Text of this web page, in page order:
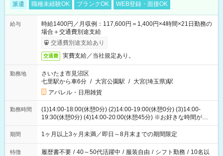
派遣 職種未経験OK ブランクOK WEB登録・面接OK
給与
時給1400円／月収例：117,600円＝1,400円×4時間×21日勤務の
場合＋交通費別途支給
交通費別途支給あり
交通費 実費支給／当社規定あり。
勤務地
さいたま市見沼区
七里駅から車6分 / 大宮公園駅 / 大宮(埼玉県)駅
アパレル・日用雑貨
勤務時間
(1)14:00-18:00(休憩0分) (2)14:00-19:00(休憩0分) (3)14:00-
19:30(休憩0分) (4)14:00-20:00(休憩45分) ※お好きな時間が選べ
ます
期間 1ヶ月以上3ヶ月未満／即日～8月末までの期間限定
特徴 履歴書不要 / 40～50代活躍中 / 服装自由 / シフト勤務 / 10名以